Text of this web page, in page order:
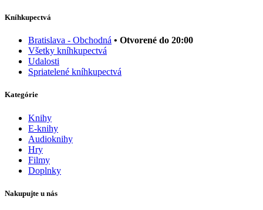
Kníhkupectvá
Bratislava - Obchodná • Otvorené do 20:00
Všetky kníhkupectvá
Udalosti
Spriatelené kníhkupectvá
Kategórie
Knihy
E-knihy
Audioknihy
Hry
Filmy
Doplnky
Nakupujte u nás